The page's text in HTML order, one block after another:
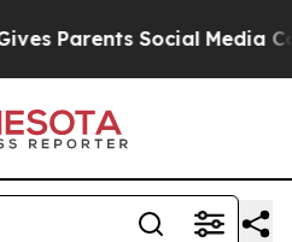
Parents Social Media